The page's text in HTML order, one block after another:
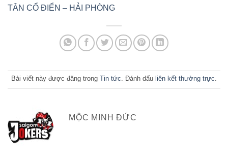
TÂN CỔ ĐIỂN – HẢI PHÒNG
Bài viết này được đăng trong Tin tức. Đánh dấu liên kết thường trực.
MỘC MINH ĐỨC